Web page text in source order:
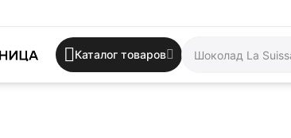
Каталог товаров